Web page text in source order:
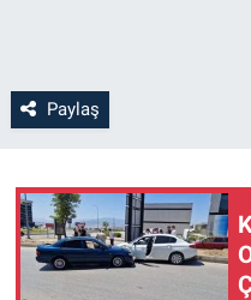
Paylaş